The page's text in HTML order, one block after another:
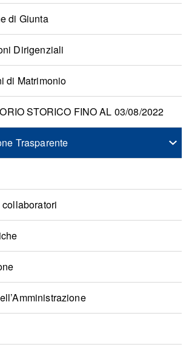
di Giunta
Dirigenziali
di Matrimonio
STORICO FINO AL 03/08/2022
Trasparente